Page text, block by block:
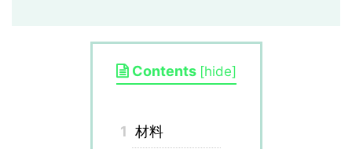
Contents [hide]
1 材料